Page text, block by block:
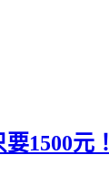
1500元！